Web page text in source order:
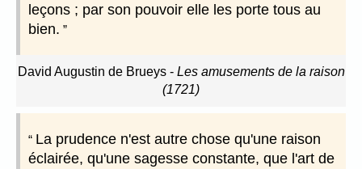
leçons ; par son pouvoir elle les porte tous au
bien.
David Augustin de Brueys- Les amusements de la raison
(1721)
La prudence n'est autre chose qu'une raison
éclairée, qu'une sagesse constante, que l'art de